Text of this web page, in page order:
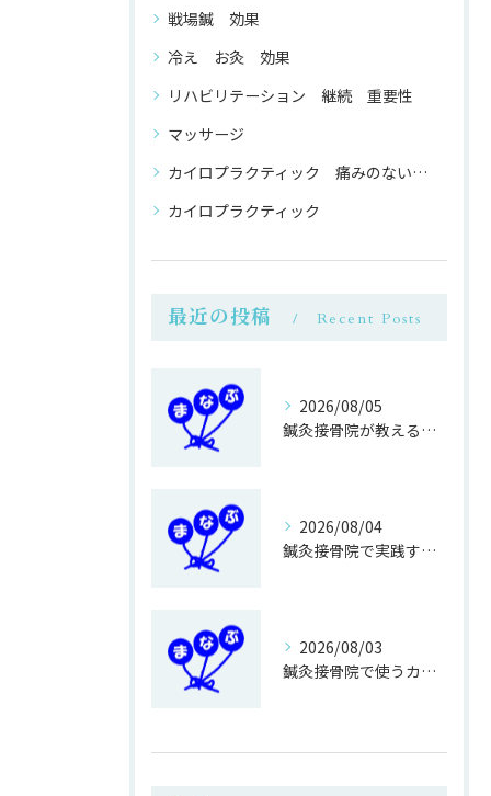
戦場鍼 効果
冷え お灸 効果
リハビリテーション 継続 重要性
マッサージ
カイロプラクティック 痛みのない 整体
カイロプラクティック
最近の投稿 Recent Posts
2026/08/05
鍼灸接骨院が教える簡単運動不足対策
2026/08/04
鍼灸接骨院で実践する正しい歩き方改善法
2026/08/03
鍼灸接骨院で使うカイロ専用ベットの利点